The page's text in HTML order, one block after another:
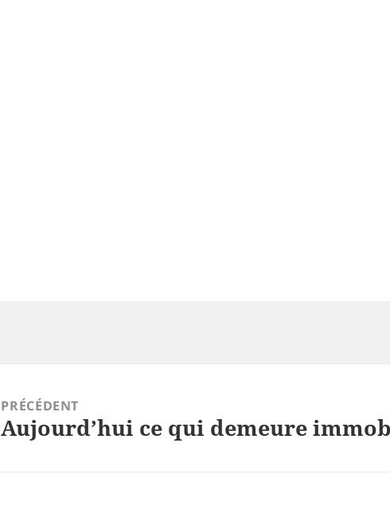
PRÉCÉDENT
Article
Aujourd’hui ce qui demeure